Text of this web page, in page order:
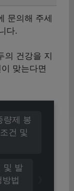
문의해 주세
다.
의 건강을 지
맞는다면
및 발
법
량제 봉
건 및